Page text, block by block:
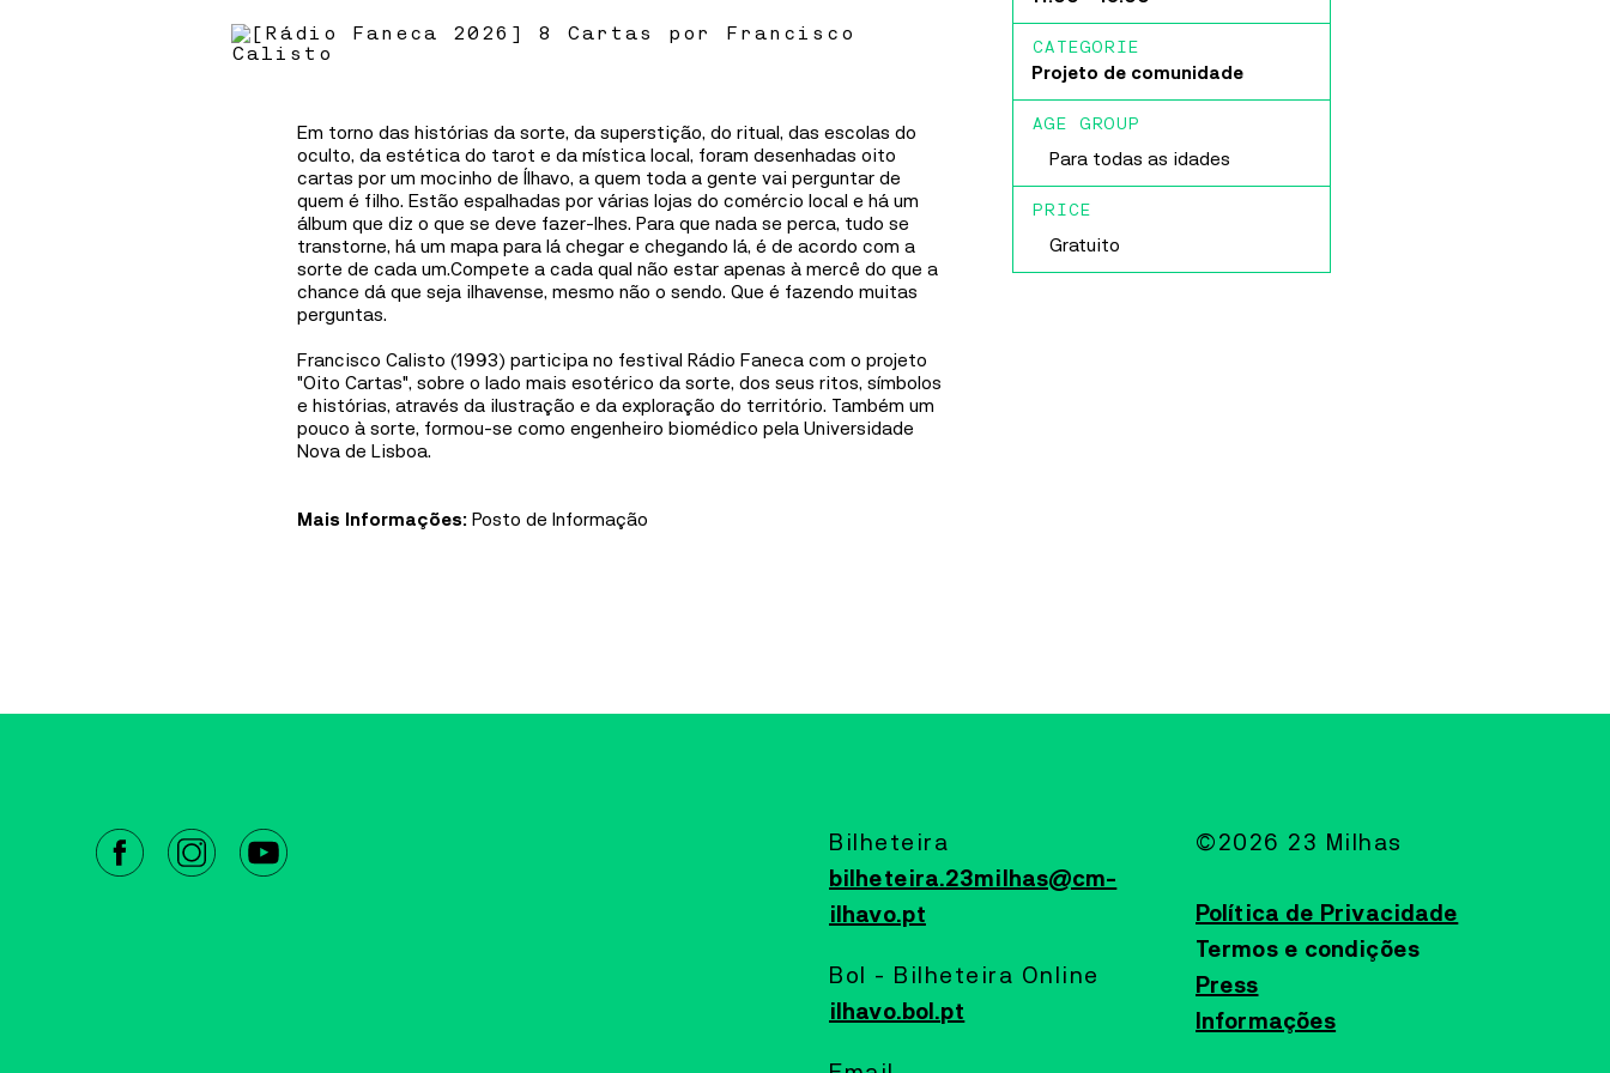
Mediation
Gafanha Nazaré
Casa Cultura
Ílhavo
Em torno das histórias da sorte, da superstição, do ritual, das escolas do
oculto, da estética do tarot e da mística local, foram desenhadas oito
cartas por um mocinho de Ílhavo, a quem toda a gente vai perguntar de
quem é filho. Estão espalhadas por várias lojas do comércio local e há um
álbum que diz o que se deve fazer-lhes. Para que nada se perca, tudo se
transtorne, há um mapa para lá chegar e chegando lá, é de acordo com a
sorte de cada um.Compete a cada qual não estar apenas à mercê do que a
chance dá que seja ilhavense, mesmo não o sendo. Que é fazendo muitas
perguntas.
Francisco Calisto (1993) participa no festival Rádio Faneca com o projeto
"Oito Cartas", sobre o lado mais esotérico da sorte, dos seus ritos, símbolos
e histórias, através da ilustração e da exploração do território. Também um
pouco à sorte, formou-se como engenheiro biomédico pela Universidade
Nova de Lisboa.
Mais Informações: Posto de Informação
CATEGORIE
Projeto de comunidade
AGE GROUP
Para todas as idades
PRICE
Gratuito
repleto de personagens inéditos, dentro da maior
franchise de animação da história a nível global:
MAIS INFORMAÇÕES
FÁBRICA IDEIAS
MUSIC 30 SEP TO 8 OCT
DELA MARMY
Dela Marmy trabalha no seu segundo disco
comprometida em semear, desencadear, desenhar e
consolidar mudanças e interações mesmo que subtis,
~VAGA
vídeo, formado por residentes do território da Ria de
Aveiro – da Barra, da Costa Nova e de Ílhavo.
MAIS INFORMAÇÕES
Bilheteira
bilheteira.23milhas@cm-
ilhavo.pt
Bol - Bilheteira Online
ilhavo.bol.pt
©2026 23 Milhas
Política de Privacidade
Termos e condições
Press
Informações